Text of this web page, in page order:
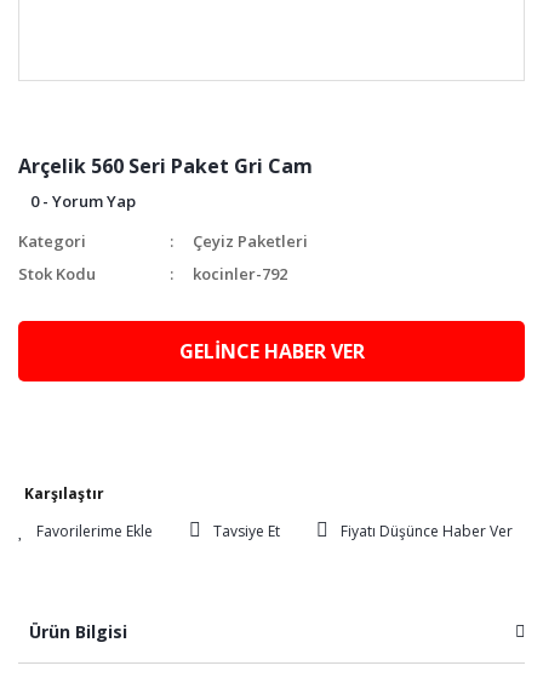
Arçelik 560 Seri Paket Gri Cam
0 - Yorum Yap
Kategori
Çeyiz Paketleri
Stok Kodu
kocinler-792
GELİNCE HABER VER
Karşılaştır
Tavsiye Et
Fiyatı Düşünce Haber Ver
Ürün Bilgisi